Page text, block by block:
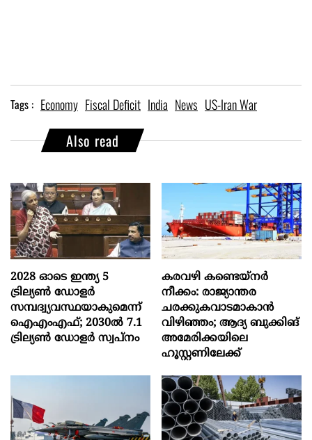
Tags : Economy Fiscal Deficit India News US-Iran War
Also read
2028 ഓടെ ഇന്ത്യ 5
ട്രില്യണ്‍ ഡോളര്‍
സമ്പദ്വ്യവസ്ഥയാകുമെന്ന്
ഐഎംഎഫ്; 2030ല്‍ 7.1
ട്രില്യണ്‍ ഡോളര്‍ സ്വപ്നം
കരവഴി കണ്ടെയ്നർ
നീക്കം: രാജ്യാന്തര
ചരക്കുകവാടമാകാൻ
വിഴിഞ്ഞം; ആദ്യ ബുക്കിങ്
അമേരിക്കയിലെ
ഹൂസ്റ്റണിലേക്ക്